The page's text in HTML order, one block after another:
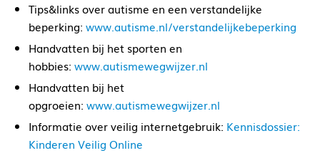
Tips&links over autisme en een verstandelijke
beperking: www.autisme.nl/verstandelijkebeperking
Handvatten bij het sporten en
hobbies: www.autismewegwijzer.nl
Handvatten bij het
opgroeien: www.autismewegwijzer.nl
Informatie over veilig internetgebruik: Kennisdossier:
Kinderen Veilig Online